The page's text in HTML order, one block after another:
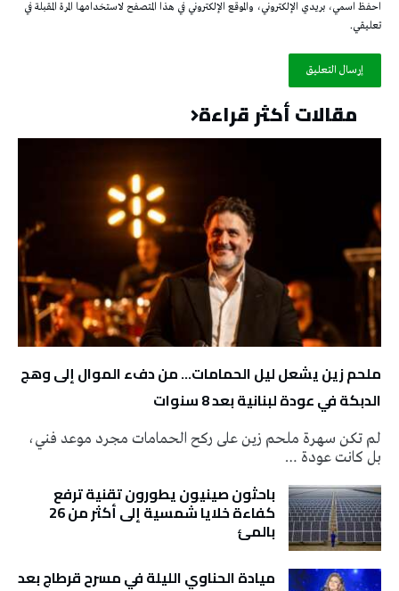
احفظ اسمي، بريدي الإلكتروني، والموقع الإلكتروني في هذا المتصفح لاستخدامها المرة المقبلة في
تعليقي.
مقالات أكثر قراءة
ملحم زين يشعل ليل الحمامات… من دفء الموال إلى وهج
الدبكة في عودة لبنانية بعد 8 سنوات
لم تكن سهرة ملحم زين على ركح الحمامات مجرد موعد فني،
بل كانت عودة …
باحثون صينيون يطورون تقنية ترفع
كفاءة خلايا شمسية إلى أكثر من 26
بالمئ
ميادة الحناوي الليلة في مسرح قرطاج بعد